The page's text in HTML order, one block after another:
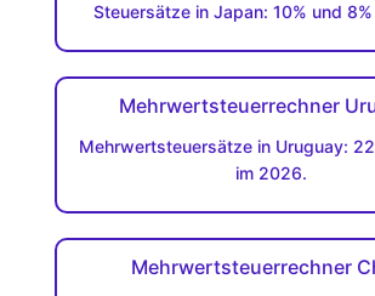
Steuersätze in Japan: 10% und
Mehrwertsteuerrechner
Mehrwertsteuersätze in Uruguay:
im 2026.
Mehrwertsteuerrechner